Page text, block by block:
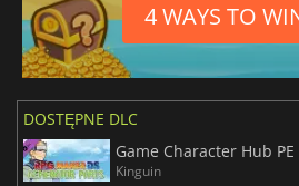
4 WAYS TO
DOSTĘPNE DLC
Kinguin